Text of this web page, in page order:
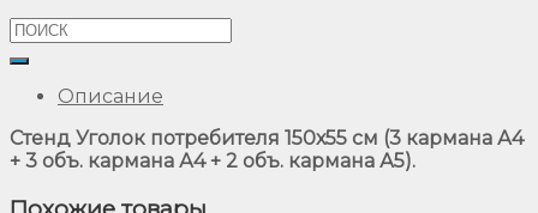
Описание
Стенд Уголок потребителя 150х55 см (3 кармана А4
+ 3 объ. кармана А4 + 2 объ. кармана А5).